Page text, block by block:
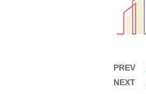
PREV
NEXT